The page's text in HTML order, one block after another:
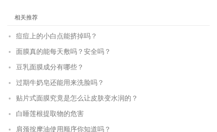
相关推荐
痘痘上的小白点能挤掉吗？
面膜真的能每天敷吗？安全吗？
豆乳面膜成分有哪些？
过期牛奶皂还能用来洗脸吗？
贴片式面膜究竟是怎么让皮肤变水润的？
白睡莲根提取物的危害
肩颈按摩油使用顺序你知道吗？